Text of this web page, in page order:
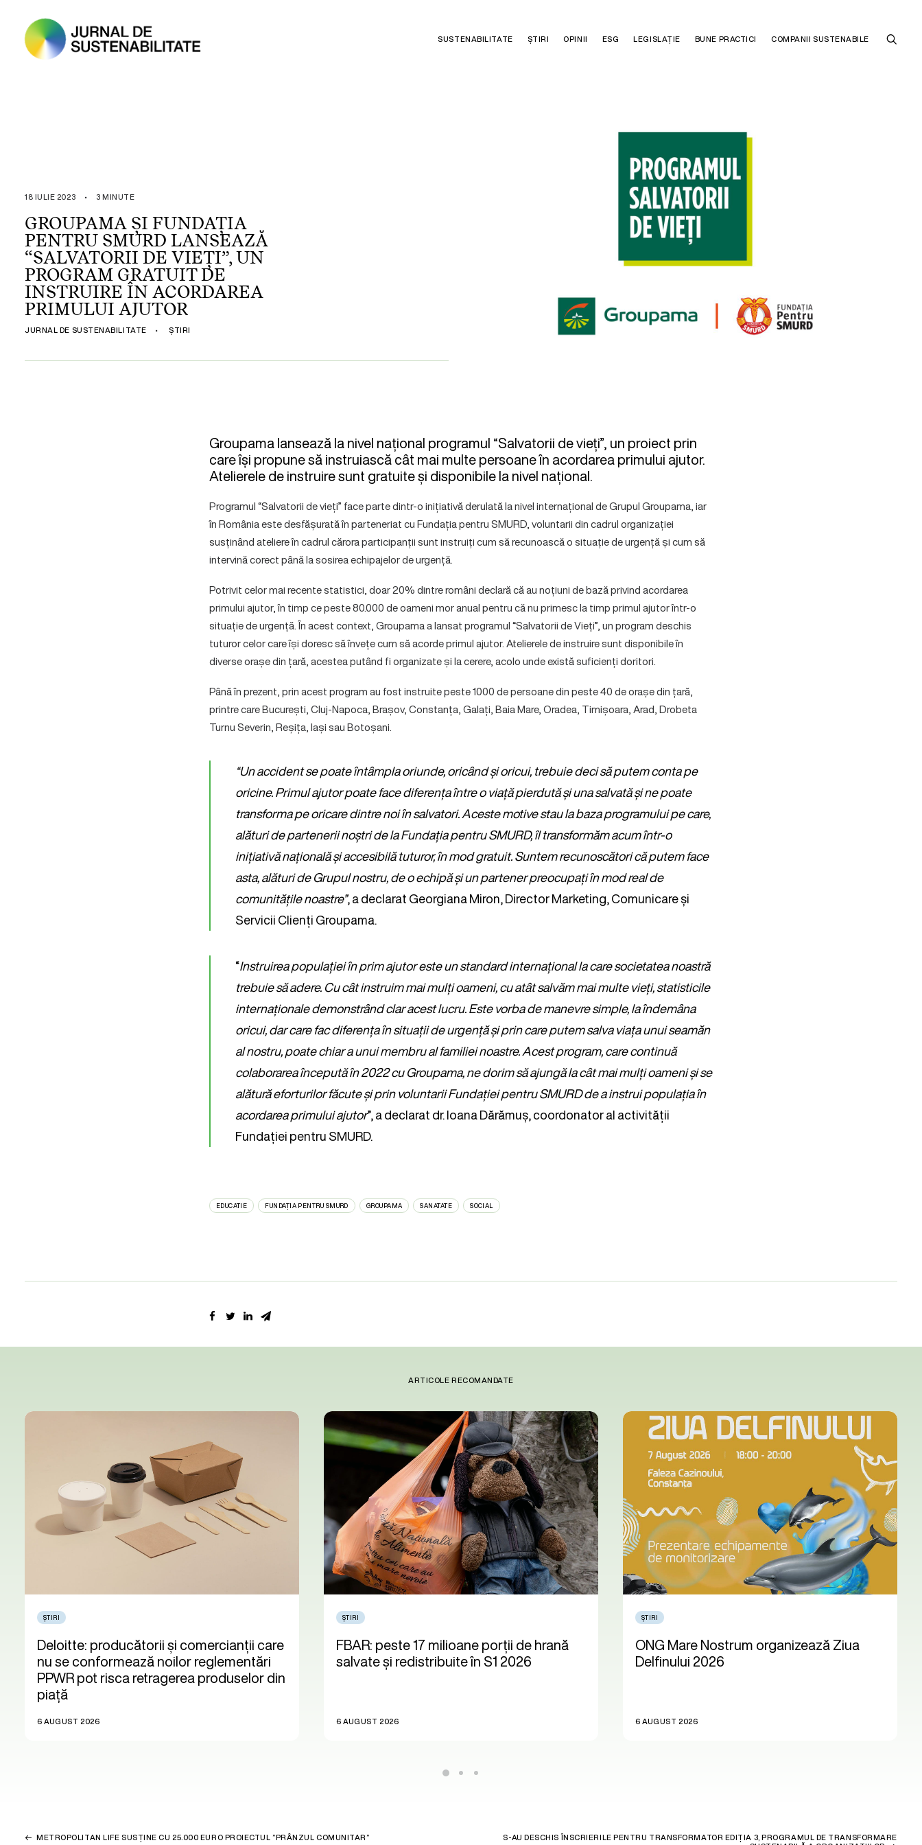
SUSTENABILITATE ȘTIRI OPINII ESG LEGISLAȚIE BUNE PRACTICI COMPANII SUSTENABILE
18 IULIE 2023 • 3 MINUTE
GROUPAMA ȘI FUNDAȚIA
PENTRU SMURD LANSEAZĂ
“SALVATORII DE VIEȚI”, UN
PROGRAM GRATUIT DE
INSTRUIRE ÎN ACORDAREA
PRIMULUI AJUTOR
JURNAL DE SUSTENABILITATE • ȘTIRI
Groupama lansează la nivel național programul “Salvatorii de vieți”, un proiect prin
care își propune să instruiască cât mai multe persoane în acordarea primului ajutor.
Atelierele de instruire sunt gratuite și disponibile la nivel național.
Programul “Salvatorii de vieți” face parte dintr-o inițiativă derulată la nivel internațional de Grupul Groupama, iar
în România este desfășurată în parteneriat cu Fundația pentru SMURD, voluntarii din cadrul organizației
susținând ateliere în cadrul cărora participanții sunt instruiți cum să recunoască o situație de urgență și cum să
intervină corect până la sosirea echipajelor de urgență.
Potrivit celor mai recente statistici, doar 20% dintre români declară că au noțiuni de bază privind acordarea
primului ajutor, în timp ce peste 80.000 de oameni mor anual pentru că nu primesc la timp primul ajutor într-o
situație de urgență. În acest context, Groupama a lansat programul “Salvatorii de Vieți”, un program deschis
tuturor celor care își doresc să învețe cum să acorde primul ajutor. Atelierele de instruire sunt disponibile în
diverse orașe din țară, acestea putând fi organizate și la cerere, acolo unde există suficienți doritori.
Până în prezent, prin acest program au fost instruite peste 1000 de persoane din peste 40 de orașe din țară,
printre care București, Cluj-Napoca, Brașov, Constanța, Galați, Baia Mare, Oradea, Timișoara, Arad, Drobeta
Turnu Severin, Reșița, Iași sau Botoșani.
“Un accident se poate întâmpla oriunde, oricând și oricui, trebuie deci să putem conta pe
oricine. Primul ajutor poate face diferența între o viață pierdută și una salvată și ne poate
transforma pe oricare dintre noi în salvatori. Aceste motive stau la baza programului pe care,
alături de partenerii noștri de la Fundația pentru SMURD, îl transformăm acum într-o
inițiativă națională și accesibilă tuturor, în mod gratuit. Suntem recunoscători că putem face
asta, alături de Grupul nostru, de o echipă și un partener preocupați în mod real de
comunitățile noastre”, a declarat Georgiana Miron, Director Marketing, Comunicare și
Servicii Clienți Groupama.
“Instruirea populației în prim ajutor este un standard internațional la care societatea noastră
trebuie să adere. Cu cât instruim mai mulți oameni, cu atât salvăm mai multe vieți, statisticile
internaționale demonstrând clar acest lucru. Este vorba de manevre simple, la îndemâna
oricui, dar care fac diferența în situații de urgență și prin care putem salva viața unui seamăn
al nostru, poate chiar a unui membru al familiei noastre. Acest program, care continuă
colaborarea începută în 2022 cu Groupama, ne dorim să ajungă la cât mai mulți oameni și se
alătură eforturilor făcute și prin voluntarii Fundației pentru SMURD de a instrui populația în
acordarea primului ajutor”, a declarat dr. Ioana Dărămuș, coordonator al activității
Fundației pentru SMURD.
EDUCATIE FUNDAȚIA PENTRU SMURD GROUPAMA SANATATE SOCIAL
ARTICOLE RECOMANDATE
ȘTIRI
Deloitte: producătorii și comercianții care
nu se conformează noilor reglementări
PPWR pot risca retragerea produselor din
piață
6 AUGUST 2026
ȘTIRI
FBAR: peste 17 milioane porții de hrană
salvate și redistribuite în S1 2026
6 AUGUST 2026
ȘTIRI
ONG Mare Nostrum organizează Ziua
Delfinului 2026
6 AUGUST 2026
METROPOLITAN LIFE SUSȚINE CU 25.000 EURO PROIECTUL ”PRÂNZUL COMUNITAR”
S-AU DESCHIS ÎNSCRIERILE PENTRU TRANSFORMATOR EDIȚIA 3, PROGRAMUL DE TRANSFORMARE